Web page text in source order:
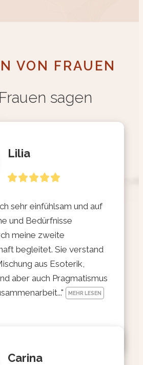
VON FRAUEN
sagen
Lilia
sehr einfühlsam und auf
und Bedürfnisse
meine zweite
begleitet. Sie verstand
aus Esoterik,
aber auch Pragmatismus
MEHR LESEN
Carina